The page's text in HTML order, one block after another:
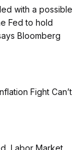
with a possible
Fed to hold
Bloomberg
Fight Can’t
Labor Market,